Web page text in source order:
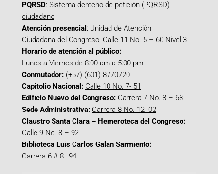
PQRSD: Sistema derecho de petición (PQRSD)
ciudadano
Atención presencial : Unidad de Atención
Ciudadana del Congreso, Calle 11 No. 5 – 60 Nivel 3
Horario de atención al público:
Lunes a Viernes de 8:00 am a 5:00 pm
Conmutador: (+57) (601) 8770720
Capitolio Nacional: Calle 10 No. 7- 51
Edificio Nuevo del Congreso: Carrera 7 No. 8 – 68
Sede Administrativa: Carrera 8 No. 12- 02
Claustro Santa Clara – Hemeroteca del Congreso:
Calle 9 No. 8 – 92
Biblioteca Luis Carlos Galán Sarmiento:
Carrera 6 # 8–94